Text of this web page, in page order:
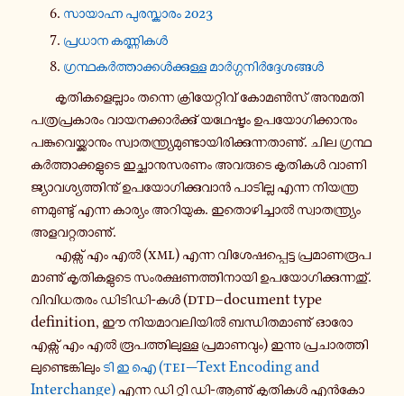
സാ​യാ​ഹ്ന പു​ര​സ്കാ​രം 2023
പ്ര​ധാന കണ്ണി​കൾ
ഗ്ര​ന്ഥ​കർ​ത്താ​ക്കൾ​ക്കു​ള്ള മാർ​ഗ്ഗ​നിർ​ദ്ദേ​ശ​ങ്ങൾ
കൃ​തി​ക​ളെ​ല്ലാം തന്നെ ക്രി​യേ​റ്റി​വ് കോ​മൺ​സ് അനു​മ​തി​
പ​ത്ര​പ്ര​കാ​രം വാ​യ​ന​ക്കാർ​ക്കു് യഥേ​ഷ്ടം ഉപ​യോ​ഗി​ക്കാ​നും
പങ്കു​വെ​യ്ക്കാ​നും സ്വാ​ത​ന്ത്ര്യ​മു​ണ്ടാ​യി​രി​ക്കു​ന്ന​താ​ണു്. ചില ഗ്ര​ന്ഥ​
കർ​ത്താ​ക്ക​ളു​ടെ ഇച്ഛാ​നു​സ​ര​ണം അവ​രു​ടെ കൃ​തി​കൾ വാ​ണി​
ജ്യാ​വ​ശ്യ​ത്തി​നു് ഉപ​യോ​ഗി​ക്കു​വാൻ പാ​ടി​ല്ല എന്ന നി​യ​ന്ത്ര​
ണ​മു​ണ്ടു് എന്ന കാ​ര്യം അറി​യുക. ഇതൊ​ഴി​ച്ചാൽ സ്വാ​ത​ന്ത്ര്യം
അള​വ​റ്റ​താ​ണു്.
എക്സ് എം എൽ (xml) എന്ന വി​ശേ​ഷ​പ്പെ​ട്ട പ്ര​മാ​ണ​രൂ​പ​
മാ​ണു് കൃ​തി​ക​ളു​ടെ സം​ര​ക്ഷ​ണ​ത്തി​നാ​യി ഉപ​യോ​ഗി​ക്കു​ന്ന​തു്.
വി​വി​ധ​ത​രം ഡിടിഡി-​കൾ (dtd–document type
definition, ഈ നി​യ​മാ​വ​ലി​യിൽ ബന്ധി​ത​മാ​ണു് ഓരോ
എക്സ് എം എൽ രൂ​പ​ത്തി​ലു​ള്ള പ്ര​മാ​ണ​വും) ഇന്നു പ്ര​ചാ​ര​ത്തി​
ലു​ണ്ടെ​ങ്കി​ലും ടി ഇ ഐ (tei—Text Encoding and
Interchange) എന്ന ഡി റ്റി ഡി-​ആണു് കൃ​തി​കൾ എൻ​കോ​